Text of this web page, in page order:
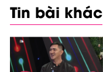
Tin bài khác